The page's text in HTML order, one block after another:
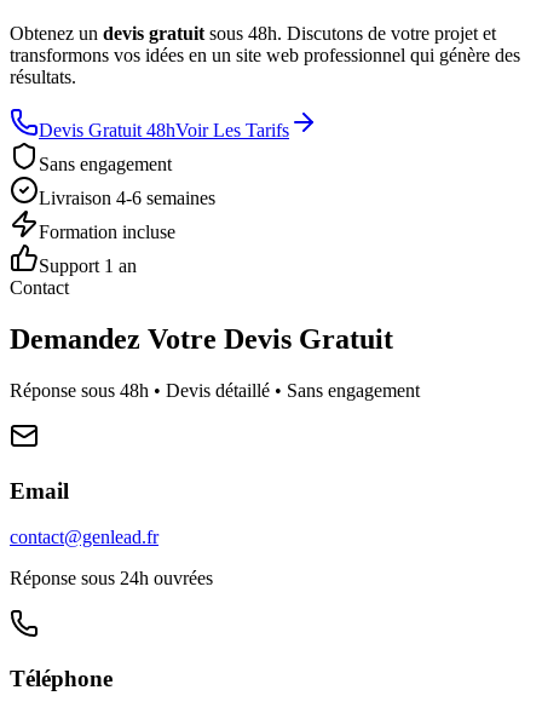
Obtenez un devis gratuit sous 48h. Discutons de votre projet et
transformons vos idées en un site web professionnel qui génère des
résultats.
Devis Gratuit 48hVoir Les Tarifs
Sans engagement
Livraison 4-6 semaines
Formation incluse
Support 1 an
Contact
Demandez Votre Devis Gratuit
Réponse sous 48h • Devis détaillé • Sans engagement
Email
contact@genlead.fr
Réponse sous 24h ouvrées
Téléphone